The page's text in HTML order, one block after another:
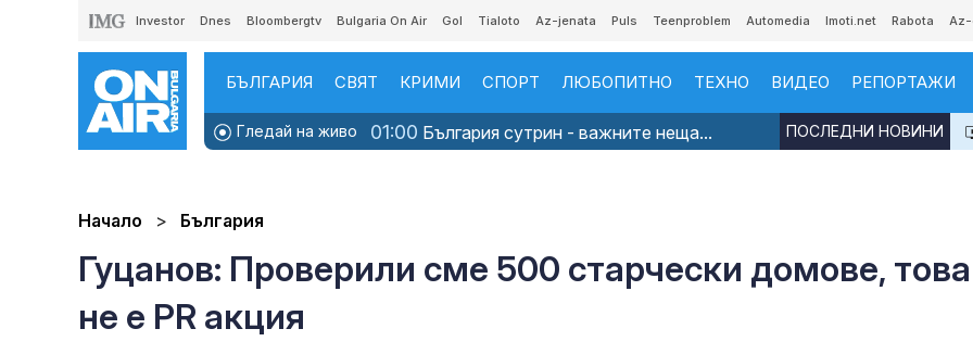
Investor Dnes Bloombergtv Bulgaria On Air Gol Tialoto Az-jenata Puls Teenproblem Automedia Imoti.net Rabota
БЪЛГАРИЯ СВЯТ КРИМИ СПОРТ ЛЮБОПИТНО ТЕХНО ВИДЕО РЕПОРТАЖИ
Гледай на живо 01:00 България сутрин - важните неща... ПОСЛЕДНИ НОВИНИ
Начало България
Гуцанов: Проверили сме 500 старчески домове, това
не е PR акция